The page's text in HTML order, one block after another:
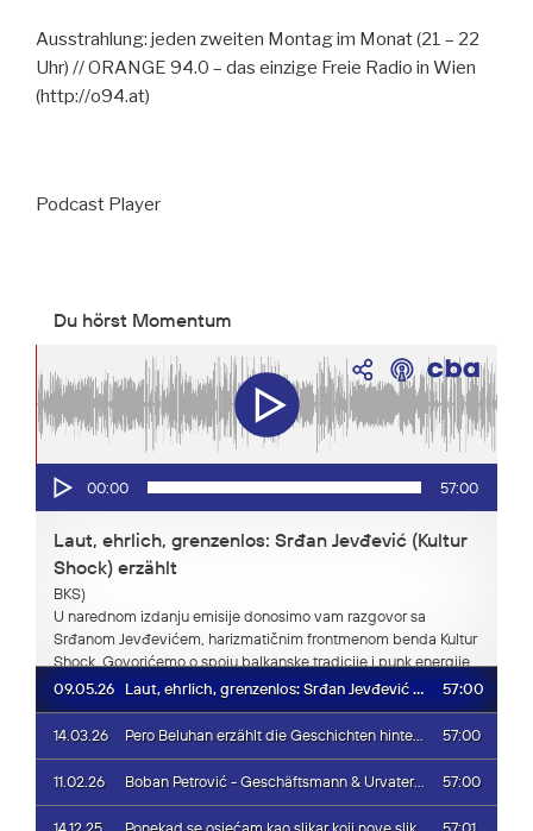
Ausstrahlung: jeden zweiten Montag im Monat (21 – 22
Uhr) // ORANGE 94.0 – das einzige Freie Radio in Wien
(http://o94.at)
Podcast Player